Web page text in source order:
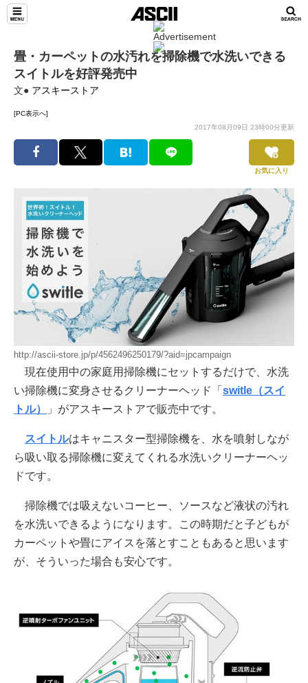
畳・カーペットの水汚れを掃除機で水洗いできる
スイトルを好評発売中
文● アスキーストア
[PC表示へ]
2017年08月09日 23時00分更新
お気に入り
http://ascii-store.jp/p/4562496250179/?aid=jpcampaign
現在使用中の家庭用掃除機にセットするだけで、水洗
い掃除機に変身させるクリーナーヘッド「 switle（スイ
トル）
」がアスキーストアで販売中です。
スイトルはキャニスター型掃除機を、水を噴射しなが
ら吸い取る掃除機に変えてくれる水洗いクリーナーヘッ
ドです。
掃除機では吸えないコーヒー、ソースなど液状の汚れ
を水洗いできるようになります。この時期だと子どもが
カーペットや畳にアイスを落とすこともあると思います
が、そういった場合も安心です。